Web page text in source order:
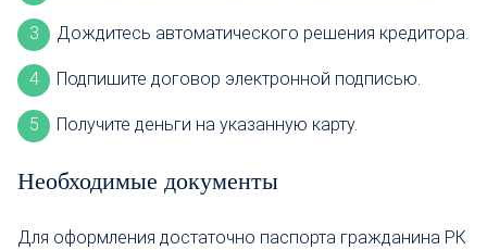
Дождитесь автоматического решения кредитора.
Подпишите договор электронной подписью.
Получите деньги на указанную карту.
Необходимые документы
Для оформления достаточно паспорта гражданина РК